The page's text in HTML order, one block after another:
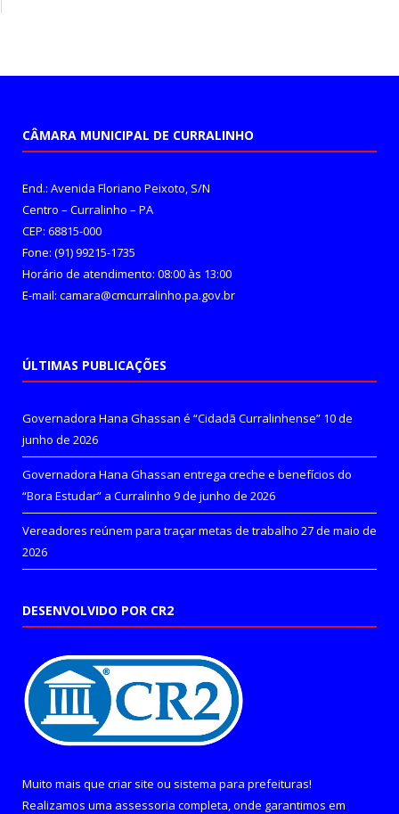
CÂMARA MUNICIPAL DE CURRALINHO
End.: Avenida Floriano Peixoto, S/N
Centro – Curralinho – PA
CEP: 68815-000
Fone: (91) 99215-1735
Horário de atendimento: 08:00 às 13:00
E-mail: camara@cmcurralinho.pa.gov.br
ÚLTIMAS PUBLICAÇÕES
Governadora Hana Ghassan é “Cidadã Curralinhense” 10 de
junho de 2026
Governadora Hana Ghassan entrega creche e benefícios do
“Bora Estudar” a Curralinho 9 de junho de 2026
Vereadores reúnem para traçar metas de trabalho 27 de maio de
2026
DESENVOLVIDO POR CR2
Muito mais que criar site ou sistema para prefeituras!
Realizamos uma assessoria completa, onde garantimos em